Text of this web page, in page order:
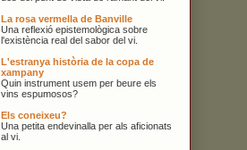
La rosa vermella de Banville
Una reflexió epistemològica sobre
l'existència real del sabor del vi.
L'estranya història de la copa de
xampany
Quin instrument usem per beure els
vins espumosos?
Els coneixeu?
Una petita endevinalla per als aficionats
al vi.